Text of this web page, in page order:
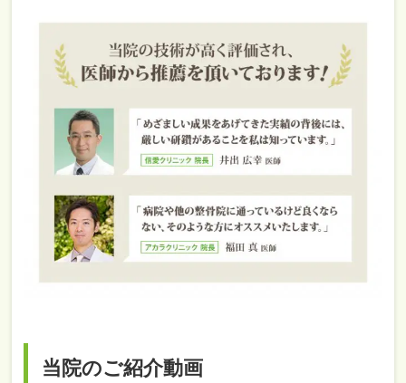
当院のご紹介動画